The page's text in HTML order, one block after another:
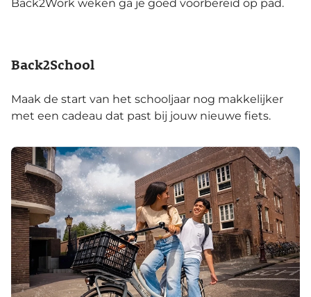
Back2Work weken ga je goed voorbereid op pad.
Back2School
Maak de start van het schooljaar nog makkelijker
met een cadeau dat past bij jouw nieuwe fiets.